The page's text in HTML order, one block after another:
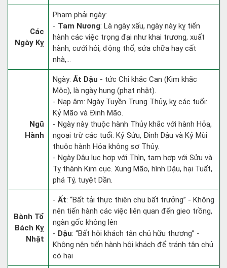
Các
Ngày Kỵ
Phạm phải ngày:
- Tam Nương: Là ngày xấu, ngày này kỵ tiến
hành các việc trọng đại như khai trương, xuất
hành, cưới hỏi, động thổ, sửa chữa hay cất
nhà,...
Ngũ
Hành
Ngày: Ất Dậu - tức Chi khắc Can (Kim khắc
Mộc), là ngày hung (phạt nhật).
- Nạp âm: Ngày Tuyền Trung Thủy, kỵ các tuổi:
Kỷ Mão và Đinh Mão.
- Ngày này thuộc hành Thủy khắc với hành Hỏa,
ngoại trừ các tuổi: Kỷ Sửu, Đinh Dậu và Kỷ Mùi
thuộc hành Hỏa không sợ Thủy.
- Ngày Dậu lục hợp với Thìn, tam hợp với Sửu và
Tỵ thành Kim cục. Xung Mão, hình Dậu, hại Tuất,
phá Tý, tuyệt Dần.
Bành Tổ
Bách Kỵ
Nhật
- Ất: “Bất tải thực thiên chu bất trưởng” - Không
nên tiến hành các việc liên quan đến gieo trồng,
ngàn gốc không lên
- Dậu: “Bất hội khách tân chủ hữu thương” -
Không nên tiến hành hội khách để tránh tân chủ
có hại